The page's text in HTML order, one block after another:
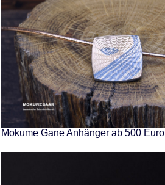
Mokume Gane Anhänger ab 500 Euro